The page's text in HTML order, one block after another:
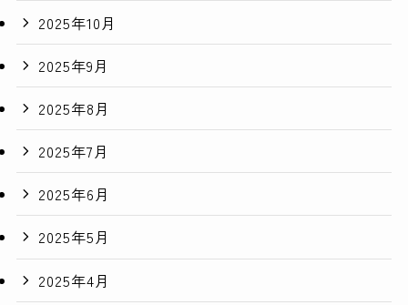
2025年10月
2025年9月
2025年8月
2025年7月
2025年6月
2025年5月
2025年4月